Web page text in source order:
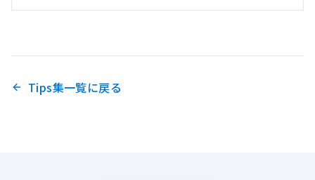
Tips集一覧に戻る